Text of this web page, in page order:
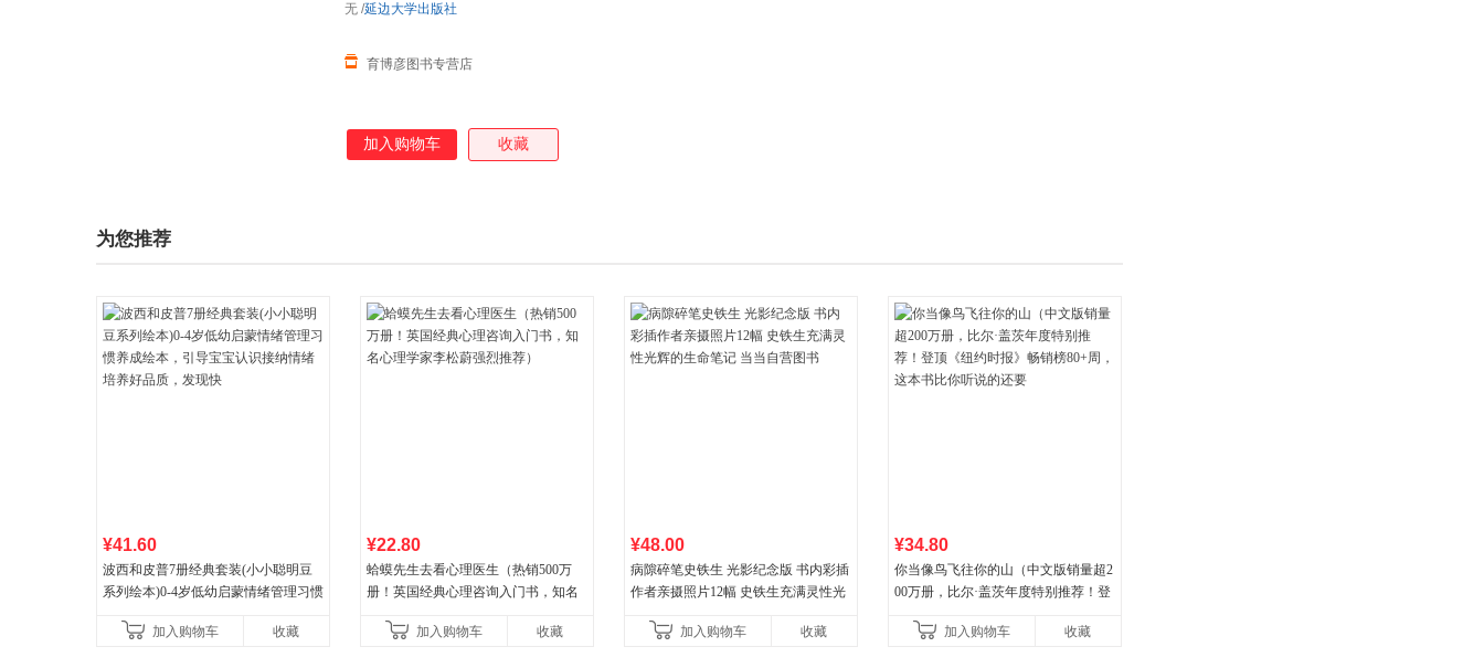
育博彦图书专营店
无 /延边大学出版社
加入购物车 收藏
为您推荐
¥41.60
波西和皮普7册经典套装(小小聪明豆
系列绘本)0-4岁低幼启蒙情绪管理习惯
养好品质，发现快
加入购物车 收藏
¥22.80
蛤蟆先生去看心理医生（热销500万
册！英国经典心理咨询入门书，知名
加入购物车
收藏
¥48.00
病隙碎笔史铁生 光影纪念版 书内彩插
作者亲摄照片12幅 史铁生充满灵性光
加入购物车
收藏
¥34.80
你当像鸟飞往你的山（中文版销量超2
00万册，比尔·盖茨年度特别推荐！登
比你听说的还要
加入购物车 收藏